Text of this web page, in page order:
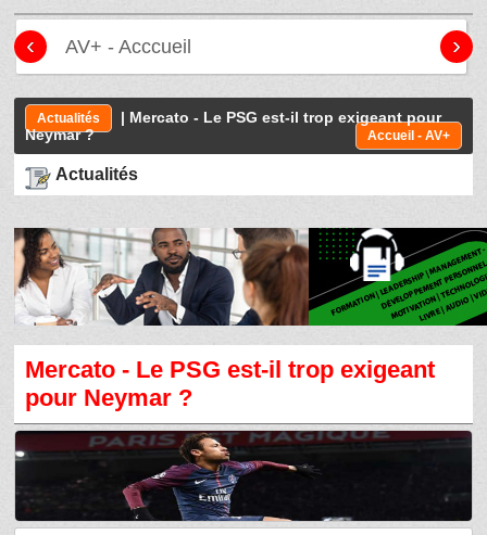
AV+ - Acccueil
‹ ›
Actualités
| Mercato - Le PSG est-il trop exigeant pour
Neymar ?
Accueil - AV+
Actualités
Mercato - Le PSG est-il trop exigeant
pour Neymar ?